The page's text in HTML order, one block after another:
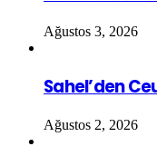
Ağustos 3, 2026
Sahel’den
Ağustos 2, 2026